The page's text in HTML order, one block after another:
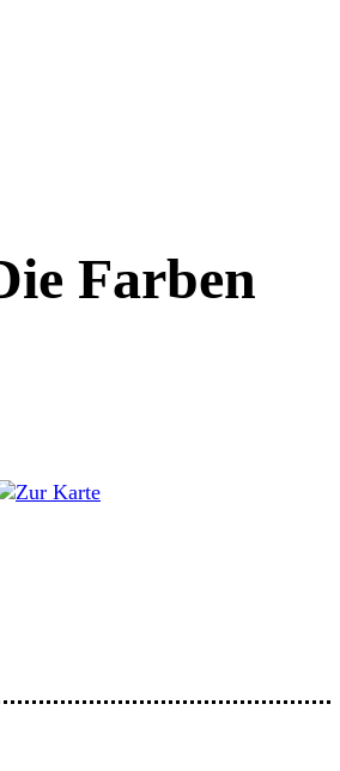
Farben
Zur Karte